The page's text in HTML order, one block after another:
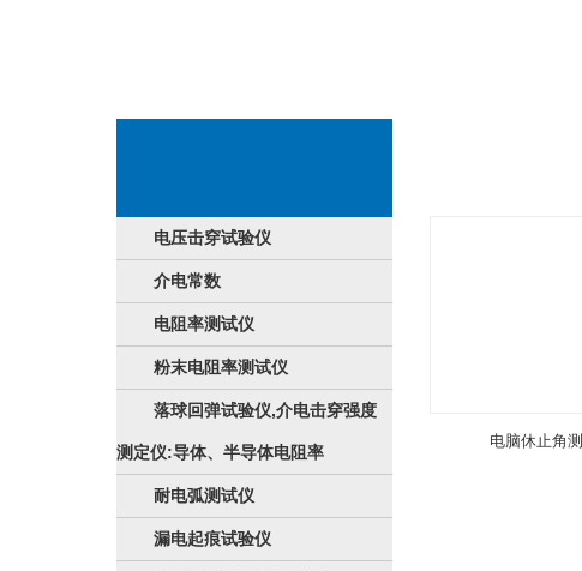
电压击穿试验仪
介电常数
电阻率测试仪
粉末电阻率测试仪
落球回弹试验仪,介电击穿强度
测定仪:导体、半导体电阻率
耐电弧测试仪
漏电起痕试验仪
电脑休止角